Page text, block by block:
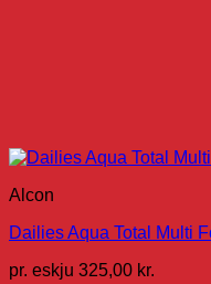
Alcon
Dailies Aqua Total Multi
pr. eskju 325,00 kr.